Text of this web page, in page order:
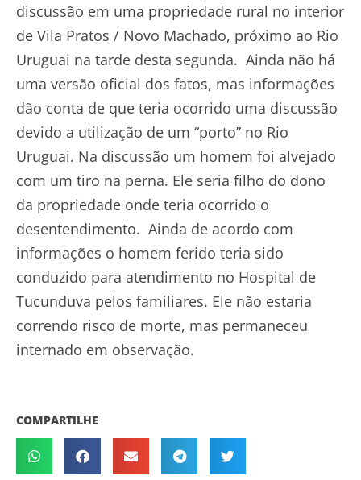
discussão em uma propriedade rural no interior
de Vila Pratos / Novo Machado, próximo ao Rio
Uruguai na tarde desta segunda. Ainda não há
uma versão oficial dos fatos, mas informações
dão conta de que teria ocorrido uma discussão
devido a utilização de um “porto” no Rio
Uruguai. Na discussão um homem foi alvejado
com um tiro na perna. Ele seria filho do dono
da propriedade onde teria ocorrido o
desentendimento. Ainda de acordo com
informações o homem ferido teria sido
conduzido para atendimento no Hospital de
Tucunduva pelos familiares. Ele não estaria
correndo risco de morte, mas permaneceu
internado em observação.
COMPARTILHE